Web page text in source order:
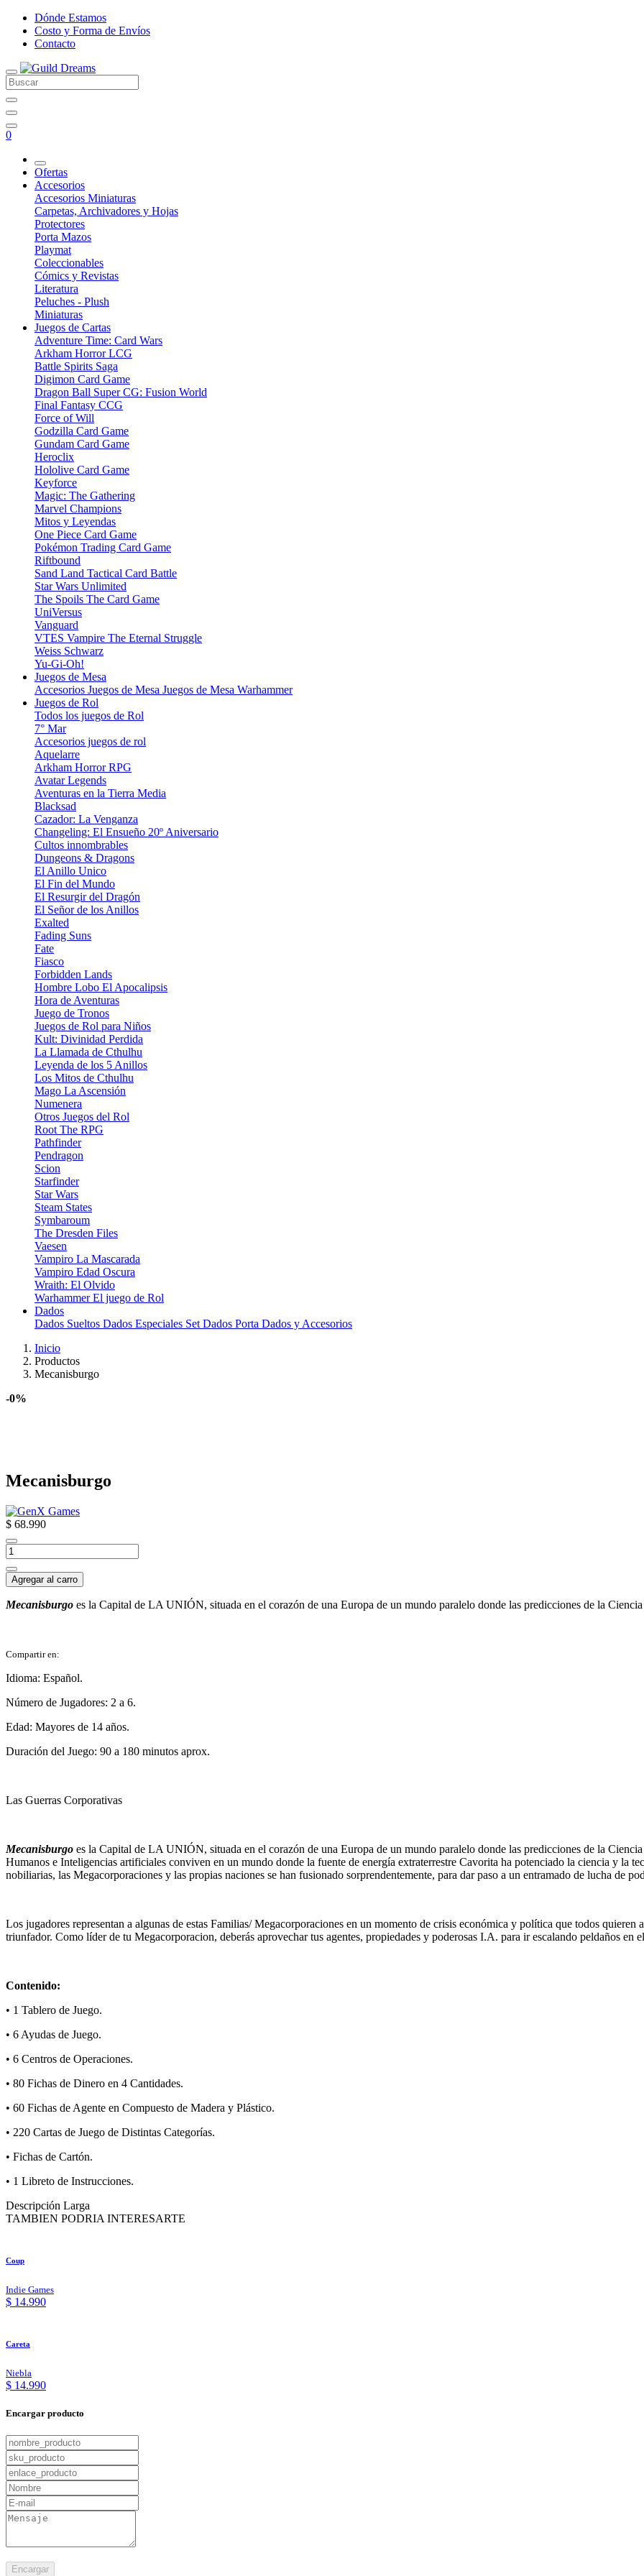
Dónde Estamos
Costo y Forma de Envíos
Contacto
0
Ofertas
Accesorios
Accesorios Miniaturas
Carpetas, Archivadores y Hojas
Protectores
Porta Mazos
Playmat
Coleccionables
Cómics y Revistas
Literatura
Peluches - Plush
Miniaturas
Juegos de Cartas
Adventure Time: Card Wars
Arkham Horror LCG
Battle Spirits Saga
Digimon Card Game
Dragon Ball Super CG: Fusion World
Final Fantasy CCG
Force of Will
Godzilla Card Game
Gundam Card Game
Heroclix
Hololive Card Game
Keyforce
Magic: The Gathering
Marvel Champions
Mitos y Leyendas
One Piece Card Game
Pokémon Trading Card Game
Riftbound
Sand Land Tactical Card Battle
Star Wars Unlimited
The Spoils The Card Game
UniVersus
Vanguard
VTES Vampire The Eternal Struggle
Weiss Schwarz
Yu-Gi-Oh!
Juegos de Mesa
Accesorios Juegos de Mesa Juegos de Mesa Warhammer
Juegos de Rol
Todos los juegos de Rol
7° Mar
Accesorios juegos de rol
Aquelarre
Arkham Horror RPG
Avatar Legends
Aventuras en la Tierra Media
Blacksad
Cazador: La Venganza
Changeling: El Ensueño 20º Aniversario
Cultos innombrables
Dungeons & Dragons
El Anillo Unico
El Fin del Mundo
El Resurgir del Dragón
El Señor de los Anillos
Exalted
Fading Suns
Fate
Fiasco
Forbidden Lands
Hombre Lobo El Apocalipsis
Hora de Aventuras
Juego de Tronos
Juegos de Rol para Niños
Kult: Divinidad Perdida
La Llamada de Cthulhu
Leyenda de los 5 Anillos
Los Mitos de Cthulhu
Mago La Ascensión
Numenera
Otros Juegos del Rol
Root The RPG
Pathfinder
Pendragon
Scion
Starfinder
Star Wars
Steam States
Symbaroum
The Dresden Files
Vaesen
Vampiro La Mascarada
Vampiro Edad Oscura
Wraith: El Olvido
Warhammer El juego de Rol
Dados
Dados Sueltos Dados Especiales Set Dados Porta Dados y Accesorios
Inicio
Productos
Mecanisburgo
-0%
Mecanisburgo
$ 68.990
Agregar al carro
Mecanisburgo es la Capital de LA UNIÓN, situada en el corazón de una Europa de un mundo paralelo donde las predicciones de la
Compartir en:
Idioma: Español.
Número de Jugadores: 2 a 6.
Edad: Mayores de 14 años.
Duración del Juego: 90 a 180 minutos aprox.
Las Guerras Corporativas
Mecanisburgo es la Capital de LA UNIÓN, situada en el corazón de una Europa de un mundo paralelo donde las predicciones de la
Humanos e Inteligencias artificiales conviven en un mundo donde la fuente de energía extraterrestre Cavorita ha potenciado la ciencia y la
nobiliarias, las Megacorporaciones y las propias naciones se han fusionado sorprendentemente, para dar paso a un entramado de lucha de
Los jugadores representan a algunas de estas Familias/ Megacorporaciones en un momento de crisis económica y política que todos
triunfador. Como líder de tu Megacorporacion, deberás aprovechar tus agentes, propiedades y poderosas I.A. para ir escalando peldaños en
Contenido:
• 1 Tablero de Juego.
• 6 Ayudas de Juego.
• 6 Centros de Operaciones.
• 80 Fichas de Dinero en 4 Cantidades.
• 60 Fichas de Agente en Compuesto de Madera y Plástico.
• 220 Cartas de Juego de Distintas Categorías.
• Fichas de Cartón.
• 1 Libreto de Instrucciones.
Descripción Larga
TAMBIEN PODRIA INTERESARTE
Coup
Indie Games
$ 14.990
Careta
Niebla
$ 14.990
Encargar producto
Encargar